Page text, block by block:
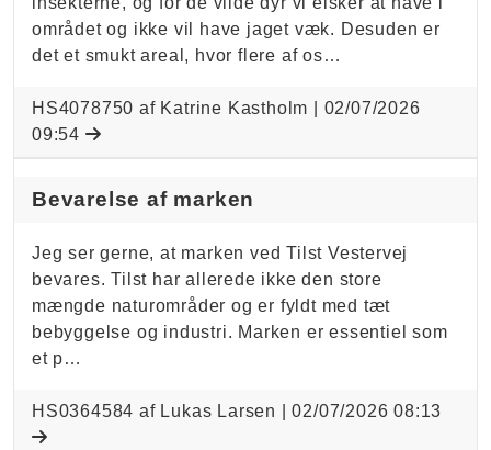
området og ikke vil have jaget væk. Desuden er
det et smukt areal, hvor flere af os…
HS4078750 af Katrine Kastholm | 02/07/2026
09:54
Bevarelse af marken
Jeg ser gerne, at marken ved Tilst Vestervej
bevares. Tilst har allerede ikke den store
mængde naturområder og er fyldt med tæt
bebyggelse og industri. Marken er essentiel som
et p…
HS0364584 af Lukas Larsen |02/07/2026 08:13